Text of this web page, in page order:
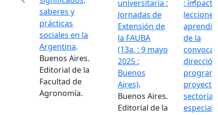
saberes y
prácticas
sociales en la
Argentina.
Buenos Aires.
Editorial de la
Facultad de
Agronomía.
universitaria :
Jornadas de
Extensión de
la FAUBA
(13a. : 9 mayo
2025 :
Buenos
Aires).
Buenos Aires.
Editorial de la
: impacto
lecciones
de la
Previous Next